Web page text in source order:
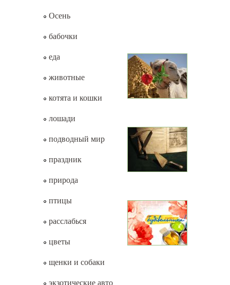
Осень
бабочки
еда
животные
котята и кошки
лошади
подводный мир
праздник
природа
птицы
расслабься
цветы
щенки и собаки
экзотические авто